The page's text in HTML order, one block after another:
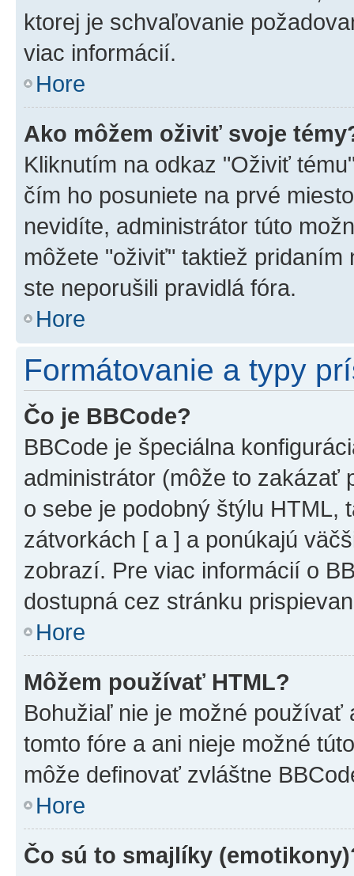
ktorej je schvaľovanie
viac informácií.
Hore
Ako môžem oživiť svoje
Kliknutím na odkaz "Oživiť
čím ho posuniete na prvé
nevidíte, administrátor túto
môžete "oživiť" taktiež
ste neporušili pravidlá fóra.
Hore
Formátovanie a typy
Čo je BBCode?
BBCode je špeciálna
administrátor (môže to zakázať
o sebe je podobný štýlu HTML,
zátvorkách [ a ] a ponúkajú
zobrazí. Pre viac informácií o
dostupná cez stránku
Hore
Môžem používať HTML?
Bohužiaľ nie je možné
tomto fóre a ani nieje možné
môže definovať zvláštne
Hore
Čo sú to smajlíky